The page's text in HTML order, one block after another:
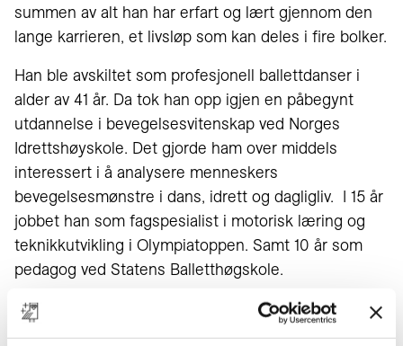
summen av alt han har erfart og lært gjennom den
lange karrieren, et livsløp som kan deles i fire bolker.
Han ble avskiltet som profesjonell ballettdanser i
alder av 41 år. Da tok han opp igjen en påbegynt
utdannelse i bevegelsesvitenskap ved Norges
Idrettshøyskole. Det gjorde ham over middels
interessert i å analysere menneskers
bevegelsesmønstre i dans, idrett og dagligliv. I 15 år
jobbet han som fagspesialist i motorisk læring og
teknikkutvikling i Olympiatoppen. Samt 10 år som
pedagog ved Statens Balletthøgskole.
#Det var en epoke som gav meg innsikt i kropp,